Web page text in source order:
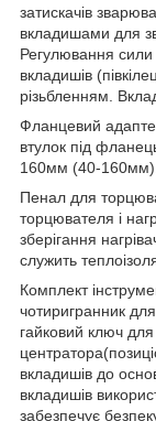
затискачів
вкладишами для
Регулювання сили
вкладишів
різьбленням.
Фланцевий
втулок під
160мм (40-160мм).
Пенал для
торцювателя і
зберігання
служить
Комплект
чотиригранник
гайковий ключ для
вкладишів до
вкладишів
забезпечує